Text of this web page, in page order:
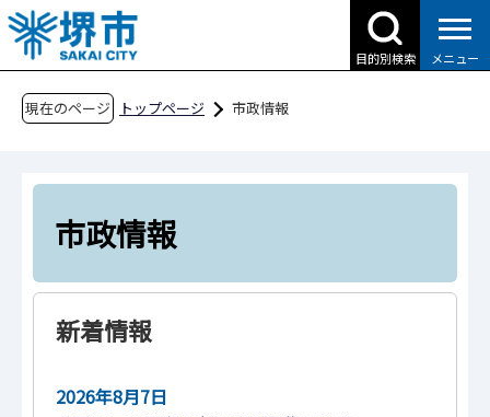
こ
の
ペ
目的別検索 メニュー
現在のページ トップページ 市政情報
市政情報
新着情報
2026年8月7日